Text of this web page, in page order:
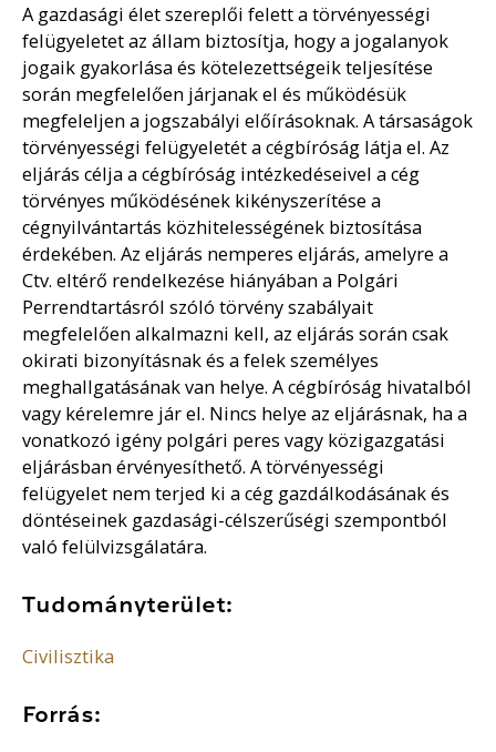
A gazdasági élet szereplői felett a törvényességi
felügyeletet az állam biztosítja, hogy a jogalanyok
jogaik gyakorlása és kötelezettségeik teljesítése
során megfelelően járjanak el és működésük
megfeleljen a jogszabályi előírásoknak. A társaságok
törvényességi felügyeletét a cégbíróság látja el. Az
eljárás célja a cégbíróság intézkedéseivel a cég
törvényes működésének kikényszerítése a
cégnyilvántartás közhitelességének biztosítása
érdekében. Az eljárás nemperes eljárás, amelyre a
Ctv. eltérő rendelkezése hiányában a Polgári
Perrendtartásról szóló törvény szabályait
megfelelően alkalmazni kell, az eljárás során csak
okirati bizonyításnak és a felek személyes
meghallgatásának van helye. A cégbíróság hivatalból
vagy kérelemre jár el. Nincs helye az eljárásnak, ha a
vonatkozó igény polgári peres vagy közigazgatási
eljárásban érvényesíthető. A törvényességi
felügyelet nem terjed ki a cég gazdálkodásának és
döntéseinek gazdasági-célszerűségi szempontból
való felülvizsgálatára.
Tudományterület:
Civilisztika
Forrás: